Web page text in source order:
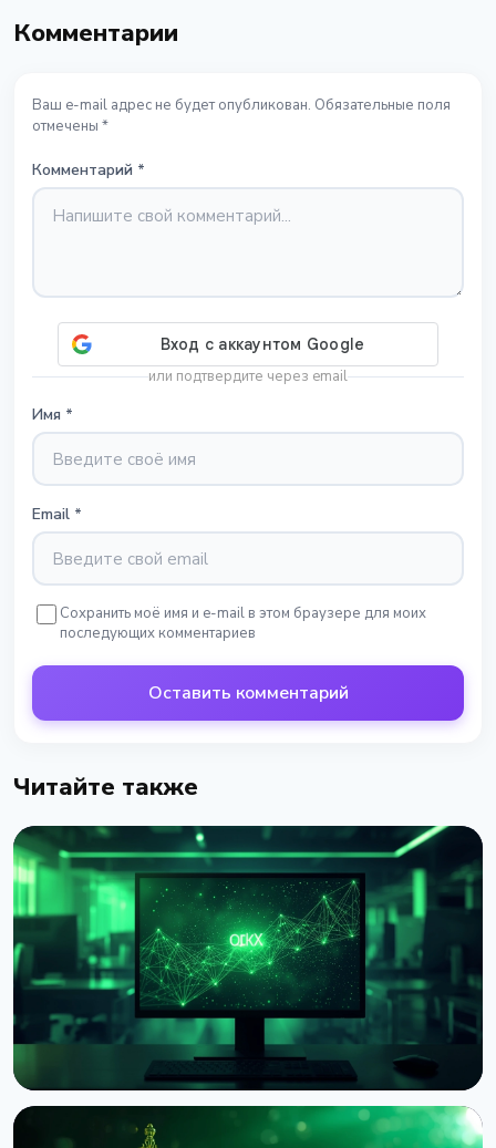
Комментарии
Ваш e-mail адрес не будет опубликован. Обязательные поля
отмечены *
Комментарий *
или подтвердите через email
Имя *
Email *
Сохранить моё имя и e-mail в этом браузере для моих
последующих комментариев
Оставить комментарий
Читайте также